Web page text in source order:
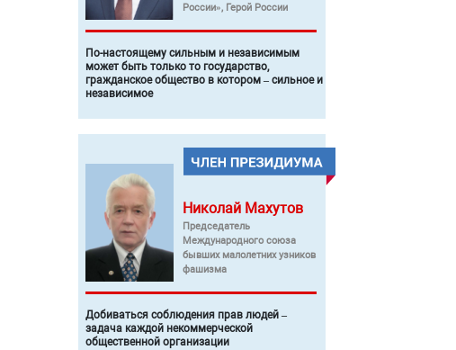
России», Герой России
По-настоящему сильным и независимым
может быть только то государство,
гражданское общество в котором – сильное и
независимое
Николай Махутов
Председатель
Международного союза
бывших малолетних узников
фашизма
Добиваться соблюдения прав людей –
задача каждой некоммерческой
общественной организации